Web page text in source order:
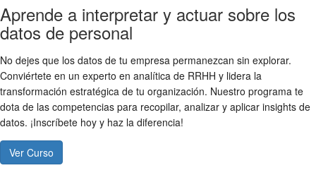
Aprende a interpretar y actuar sobre los
datos de personal
No dejes que los datos de tu empresa permanezcan sin explorar.
Conviértete en un experto en analítica de RRHH y lidera la
transformación estratégica de tu organización. Nuestro programa te
dota de las competencias para recopilar, analizar y aplicar insights de
datos. ¡Inscríbete hoy y haz la diferencia!
Ver Curso